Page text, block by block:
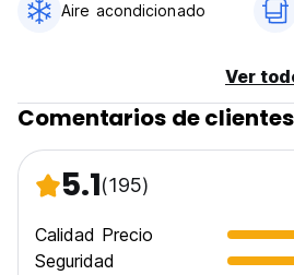
Aire acondicionado
Ver
Comentarios de clientes
5.1(195)
Calidad Precio
Seguridad